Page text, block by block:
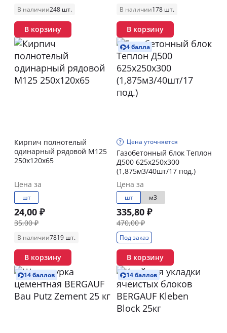
В наличии248 шт.
В корзину
В наличии178 шт.
В корзину
Кирпич полнотелый
одинарный рядовой М125
250x120x65
Цена за
шт
24,00 ₽
35,00 ₽
В наличии7819 шт.
В корзину
4 балла
Цена уточняется
Газобетонный блок Теплон
Д500 625х250х300
(1,875м3/40шт/17 под.)
Цена за
шт м3
335,80 ₽
470,00 ₽
Под заказ
В корзину
14 баллов 14 баллов